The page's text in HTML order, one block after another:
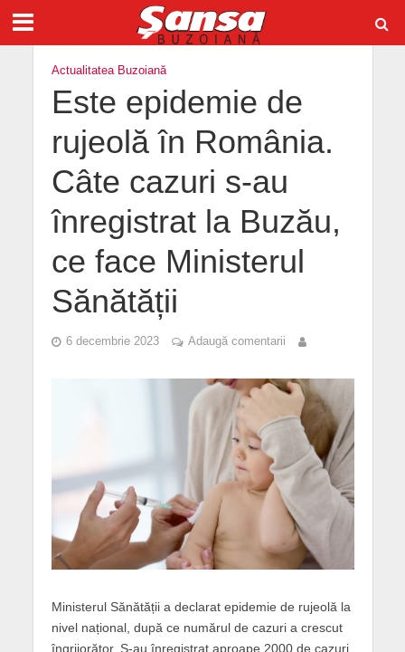
Actualitatea Buzoiană
Este epidemie de
rujeolă în România.
Câte cazuri s-au
înregistrat la Buzău,
ce face Ministerul
Sănătății
6 decembrie 2023 Adaugă comentarii
Ministerul Sănătății a declarat epidemie de rujeolă la
nivel național, după ce numărul de cazuri a crescut
îngrijorător. S-au înregistrat aproape 2000 de cazuri